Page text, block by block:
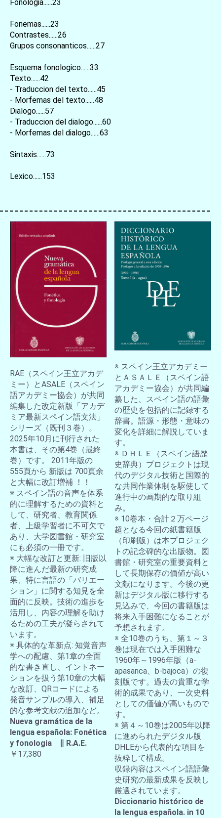
Fonologia......23
Fonemas......23
Contrastes......26
Grupos consonanticos......27
Esquema fonologico......33
Texto......42
- Traduccion del texto......45
- Morfemas del texto......48
Dialogo......57
- Traduccion del dialogo......60
- Morfemas del dialogo......63
Sintaxis......73
Lexico......153
RAE（スペイン王立アカデ
ミー）とASALE（スペイン
語アカデミー協会）が共同
編集した改定新版「アカデ
ミア最新スペイン語文法」
シリーズ（既刊３巻）。
2025年10月に刊行された
本書は、その第4巻（最終
巻）です。 2011年版の
555頁から 新版は 700頁余
と大幅に改訂増補 ！！
※ スペイン語の音声を体系
的に理解するための資料と
して、研究者、教育関係
者、上級学習者に不可欠で
あり、大学図書館・研究室
にも必須の一冊です。
※ 大幅な改訂と更新: 旧版以
降に進んだ最新の研究成
果、特に言語の「バリエー
ション」に関する知見を全
面的に反映。技術の進歩を
活用し、内容の理解を助け
るための工夫が凝らされて
います。
※ 具体的な革新点: 知覚音声
学への配慮、第1章の全面
的な書き直し、イントネー
ションを扱う第10章の大幅
な改訂、QRコードによる
発音サンプルの導入、補足
的な参考文献の追加など。
Nueva gramática de la
lengua española: Fonética
y fonologia ∥ R.A.E.
￥17,380
※ スペイン王立アカデミー
とＡＳＡＬＥ（スペイン語
アカデミー協会）が共同編
纂した、スペイン語の語彙
の歴史を包括的に記録する
辞書。語源・形態・意味の
変化を詳細に解説していま
す。
※ ＤＨＬＥ（スペイン語歴
史辞典）プロジェクトは現
代のデジタル技術と国際的
な共同作業体制を駆使して
進行中の画期的な取り組
み。
※ 10巻本・合計２万ページ
超となる今回の紙書籍版
（印刷版）は本プロジェク
トの記念碑的な出版物。図
書館・研究室の重要資料と
して長期保存の価値が高い
文献になります。今後の更
新はデジタル版に移行する
見込みで、今回の書籍版は
将来入手困難になることが
予想されます。
※ 全10巻のうち、第１～３
巻は現在では入手困難な
1960年～1996年版（a-
apasanca、b-bajoca）の復
刻版です。過去の貴重な学
術的成果であり、一次史料
としての価値が高いもので
す。
※ 第４～10巻は2005年以降
に進められたデジタル版
DHLEから代表的な項目を
抜粋して構成。
収録内容はスペイン語語彙
史研究の最新成果を反映し
厳選されています。
Diccionario histórico de
la lengua española. in 10